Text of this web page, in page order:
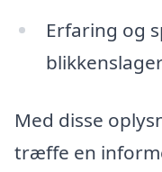
Erfaring og
Med disse
træffe en